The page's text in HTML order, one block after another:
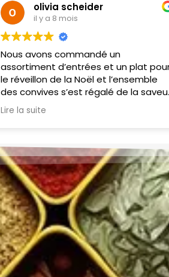
olivia scheider
il y a 8 mois
Nous avons commandé un
assortiment d’entrées et un plat pour
le réveillon de la Noël et l’ensemble
des convives s’est régalé de la saveur
et de la subtilité des mets! Les
portions sont généreuses. Un régal !
Lire la suite